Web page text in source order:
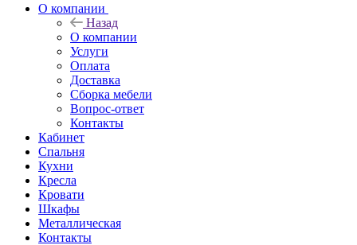
О компании
Назад
О компании
Услуги
Оплата
Доставка
Сборка мебели
Вопрос-ответ
Контакты
Кабинет
Спальня
Кухни
Кресла
Кровати
Шкафы
Металлическая
Контакты